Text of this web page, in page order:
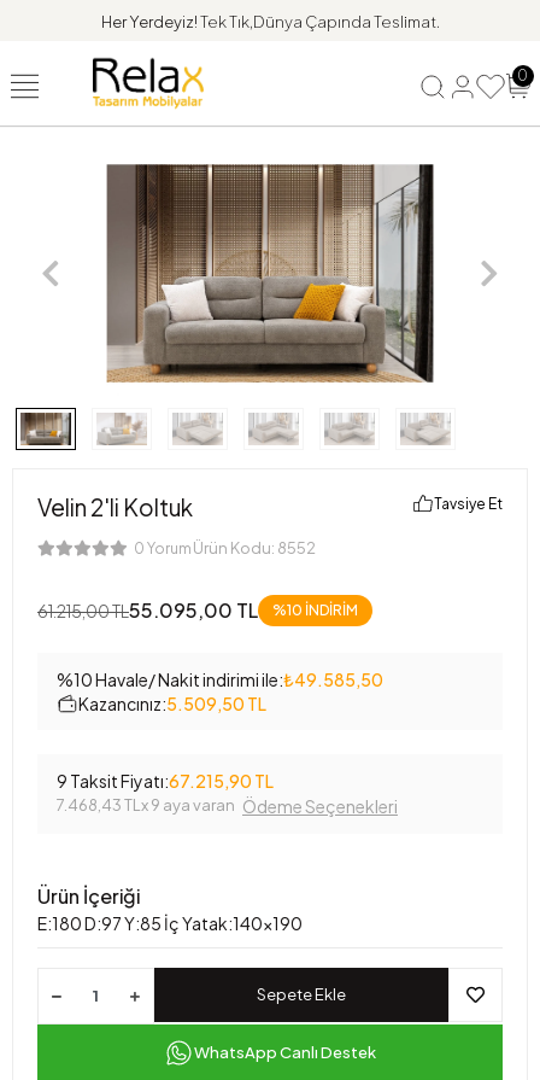
Her Yerdeyiz!Tek Tık,Dünya Çapında Teslimat.
0
Velin 2'li Koltuk
0 Yorum Ürün Kodu: 8552
Tavsiye Et
61.215,00 TL55.095,00 TL %10 İNDİRİM
%10 Havale/ Nakit indirimi ile:₺49.585,50
Kazancınız:5.509,50 TL
9 Taksit Fiyatı:67.215,90 TL
7.468,43 TL x 9 aya varan Ödeme Seçenekleri
Ürün İçeriği
E:180 D:97 Y:85 İç Yatak:140x190
Sepete Ekle
WhatsApp Canlı Destek